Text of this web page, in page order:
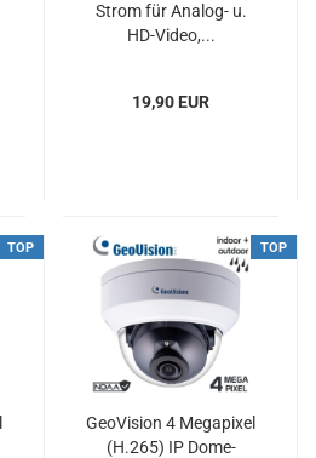
Strom für Analog- u.
HD-Video,...
19,90 EUR
TOP TOP
GeoVision 4 Megapixel
(H.265) IP Dome-